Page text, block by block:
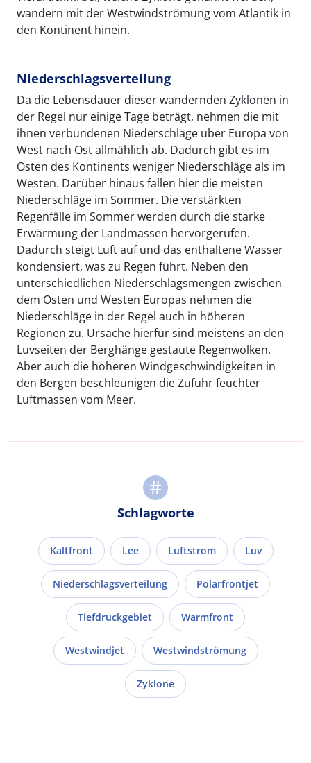
wandern mit der Westwindströmung vom Atlantik in
den Kontinent hinein.
Niederschlagsverteilung
Da die Lebensdauer dieser wandernden Zyklonen in
der Regel nur einige Tage beträgt, nehmen die mit
ihnen verbundenen Niederschläge über Europa von
West nach Ost allmählich ab. Dadurch gibt es im
Osten des Kontinents weniger Niederschläge als im
Westen. Darüber hinaus fallen hier die meisten
Niederschläge im Sommer. Die verstärkten
Regenfälle im Sommer werden durch die starke
Erwärmung der Landmassen hervorgerufen.
Dadurch steigt Luft auf und das enthaltene Wasser
kondensiert, was zu Regen führt. Neben den
unterschiedlichen Niederschlagsmengen zwischen
dem Osten und Westen Europas nehmen die
Niederschläge in der Regel auch in höheren
Regionen zu. Ursache hierfür sind meistens an den
Luvseiten der Berghänge gestaute Regenwolken.
Aber auch die höheren Windgeschwindigkeiten in
den Bergen beschleunigen die Zufuhr feuchter
Luftmassen vom Meer.
Schlagworte
Kaltfront Lee Luftstrom Luv
Niederschlagsverteilung Polarfrontjet
Tiefdruckgebiet Warmfront
Westwindjet Westwindströmung
Zyklone